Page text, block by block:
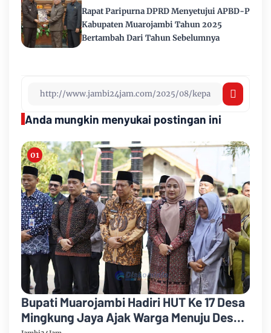
Rapat Paripurna DPRD Menyetujui APBD-P
Kabupaten Muarojambi Tahun 2025
Bertambah Dari Tahun Sebelumnya
Anda mungkin menyukai postingan ini
Bupati Muarojambi Hadiri HUT Ke 17 Desa
Mingkung Jaya Ajak Warga Menuju Desa